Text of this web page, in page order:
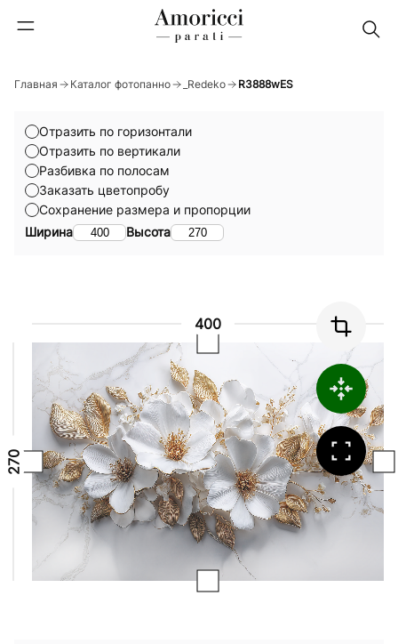
Главная Каталог фотопанно _Redeko R3888wES
Ширина Высота
Сохранение размера и пропорции
Отразить по горизонтали
Отразить по вертикали
Разбивка по полосам
Заказать цветопробу